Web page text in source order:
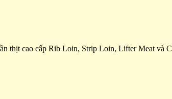
thịt cao cấp Rib Loin, Strip Loin, Lifter Meat và